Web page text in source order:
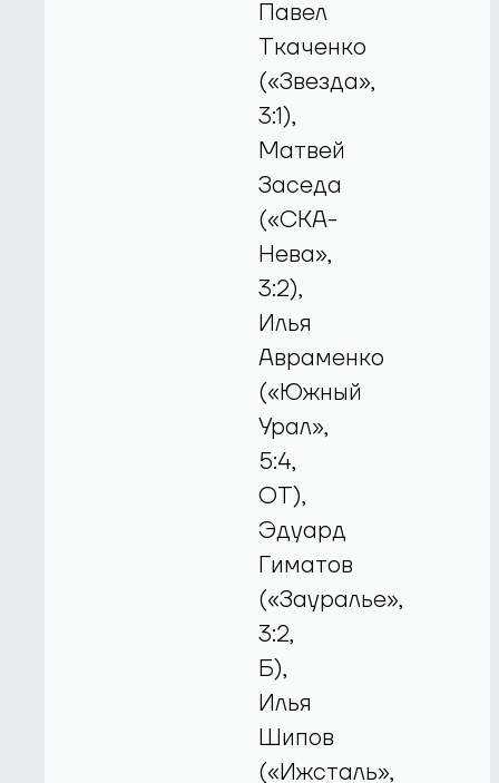
Павел
Ткаченко
(«Звезда»,
3:1),
Матвей
Заседа
(«СКА-
Нева»,
3:2),
Илья
Авраменко
(«Южный
Урал»,
5:4,
ОТ),
Эдуард
Гиматов
(«Зауралье»,
3:2,
Б),
Илья
Шипов
(«Ижсталь»,